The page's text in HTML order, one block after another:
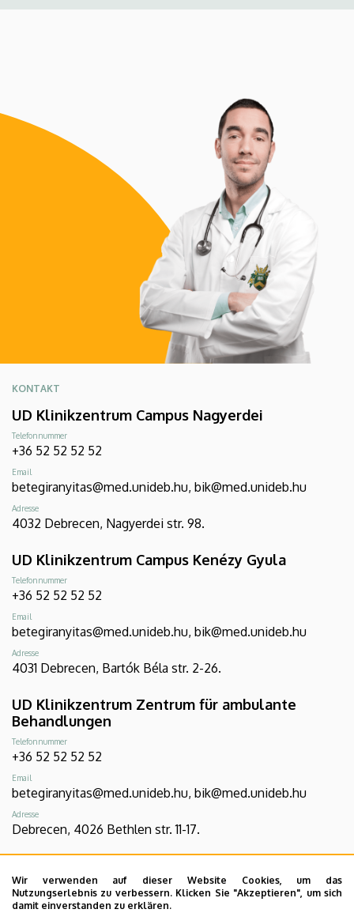
Wir verwenden auf dieser Website Cookies, um das
Nutzungserlebnis zu verbessern. Klicken Sie "Akzeptieren", um sich
damit einverstanden zu erklären.
KONTAKT
UD Klinikzentrum Campus Nagyerdei
Telefonnummer
+36 52 52 52 52
Email
betegiranyitas@med.unideb.hu, bik@med.unideb.hu
Adresse
4032 Debrecen, Nagyerdei str. 98.
UD Klinikzentrum Campus Kenézy Gyula
Telefonnummer
+36 52 52 52 52
Email
betegiranyitas@med.unideb.hu, bik@med.unideb.hu
Adresse
4031 Debrecen, Bartók Béla str. 2-26.
UD Klinikzentrum Zentrum für ambulante
Behandlungen
Telefonnummer
+36 52 52 52 52
Email
betegiranyitas@med.unideb.hu, bik@med.unideb.hu
Adresse
Debrecen, 4026 Bethlen str. 11-17.
Telefonnummer
+36 54 507 555